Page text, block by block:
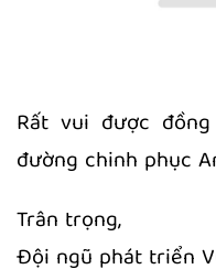
Rất vui được
đường chinh phục
Trân trọng,
Đội ngũ phát triển